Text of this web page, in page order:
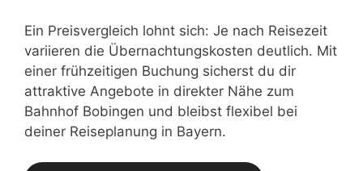
Ein Preisvergleich lohnt sich: Je nach Reisezeit
variieren die Übernachtungskosten deutlich. Mit
einer frühzeitigen Buchung sicherst du dir
attraktive Angebote in direkter Nähe zum
Bahnhof Bobingen und bleibst flexibel bei
deiner Reiseplanung in Bayern.